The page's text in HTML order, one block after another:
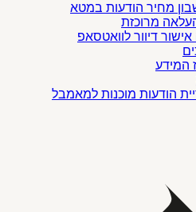
מחיר הודעות במטא
מרוכזת
אישור דיוור לוואטסאפ
המידע
הודעות מוכנות למאמבל